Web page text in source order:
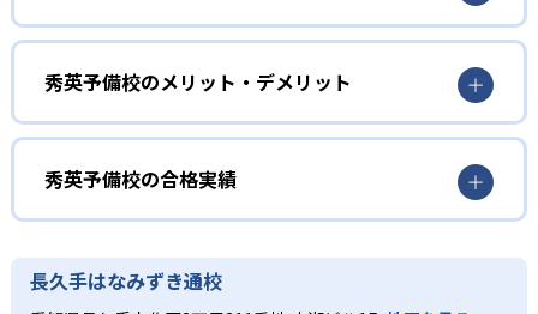
秀英予備校の集団授業は個々の生徒の志望校や習熟度に応
ラスを設置している（教室によっては対応していない）。
自分とほぼ同じレベル、同じ志望校を目指すライバルとと
もに競い合いながら学習に集中できる。
02 組み合わせられる個別指導
秀英予備校の個別指導は、基本的な「1:2の個別指導」だけ
でなく、「チューターによる指導×映像授業」「学力に合
わせた少人数学習」「映像授業」とさまざま。対象学年も
設定されているが、自分に合った学習スタイルで、自分の
小学生
のびのびと学びたい子ども向け
小学生については、間違いを恐れずにのびのびと学びた
い、勉強習慣を定着させたいという子どもに向いている。
秀英予備校では、つまずいてしまったポイントから逃げず
に、もう一度挑戦して「できた！」という達成感を味わう
ために、生徒一人ひとりのつまずきポイントを探し出す。
秀英予備校のメリット・デメリット
どんなメリットがある？
秀英予備校のメリットは、自分に合った学習スタイルを選
択できる点である。「集団スタイル」「個別スタイル」
「オンラインスタイル」「自習スタイル」の4つから選択、
掛け合わせることで、より最適な学習を行える。どの学習
スタイルが合うかは秀英予備校の講師も提案。相談の上で
決定できるため、安心して学習に集中できる。
秀英予備校の合格実績
秀英予備校は、合格実績を公式サイトで公開し、合格した
学校を多数記載している。合格実績は以下の通りである。
長久手はなみずき通校